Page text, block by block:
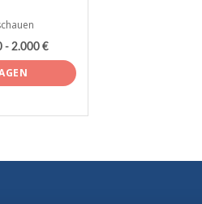
- 2.000 €